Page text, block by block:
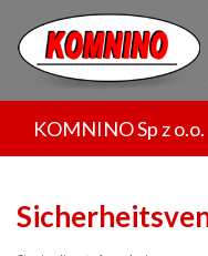
treści
KOMNINO Sp z o.o.